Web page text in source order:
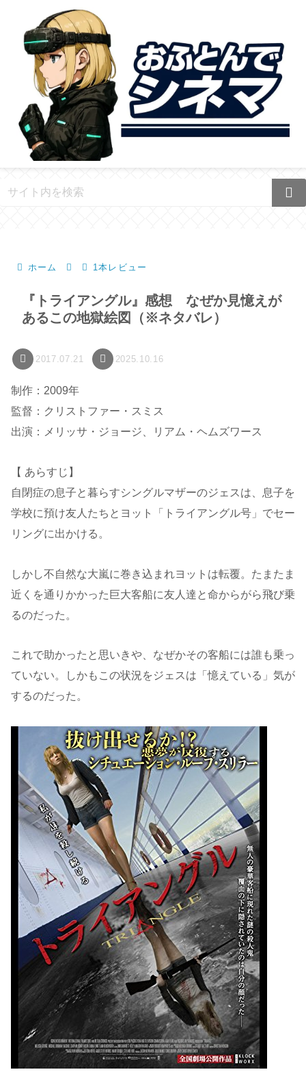
ホーム 1本レビュー
『トライアングル』感想 なぜか見憶えが
あるこの地獄絵図（※ネタバレ）
2017.07.21 2025.10.16
制作：2009年
監督：クリストファー・スミス
出演：メリッサ・ジョージ、リアム・ヘムズワース
【 あらすじ】
自閉症の息子と暮らすシングルマザーのジェスは、息子を
学校に預け友人たちとヨット「トライアングル号」でセー
リングに出かける。
しかし不自然な大嵐に巻き込まれヨットは転覆。たまたま
近くを通りかかった巨大客船に友人達と命からがら飛び乗
るのだった。
これで助かったと思いきや、なぜかその客船には誰も乗っ
ていない。しかもこの状況をジェスは「憶えている」気が
するのだった。